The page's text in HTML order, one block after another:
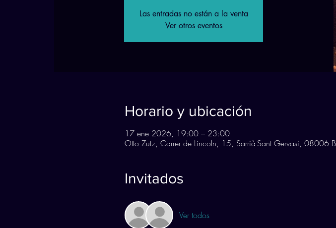
Las entradas no están a la venta
Ver otros eventos
Horario y ubicación
17 ene 2026, 19:00 – 23:00
Otto Zutz, Carrer de Lincoln, 15, Sarrià-Sant Gervasi, 08006
Invitados
Ver todos